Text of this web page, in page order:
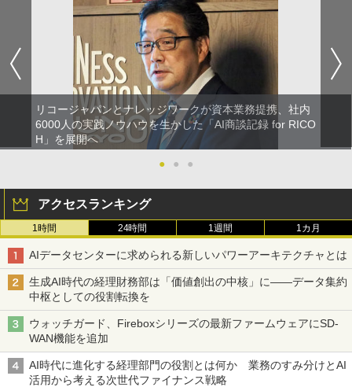
リコージャパンとナレッジワークが資本業務提携、社内
6000人の実践ノウハウを生かした「AI商談記録 for RICO
H」を展開へ
●
● ●
アクセスランキング
1時間 24時間 1週間 1カ月
AIデータセンターに求められる新しいパワーアーキテクチャとは
生成AI時代の経理財務部は「価値創出の中核」に――データ集約
中枢としての役割転換を
ウォッチガード、Fireboxシリーズの最新ファームウェアにSD-
WAN機能を追加
AI時代に進化する経理部門の役割とは何か 業務のすみ分けとAI
活用から考える次世代ファイナンス戦略